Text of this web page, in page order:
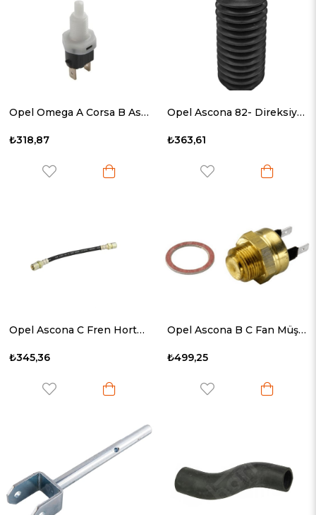
Opel Omega A Corsa B Ascona Geri Vites Müşürü 1994- 1240590
₺318,87
Opel Ascona 82- Direksiyon Körüğü Dizel 528-Dk
₺363,61
Opel Ascona C Fren Hortumu Arka 1981-1988 562321
₺345,36
Opel Ascona B C Fan Müşürü 1341002
₺499,25